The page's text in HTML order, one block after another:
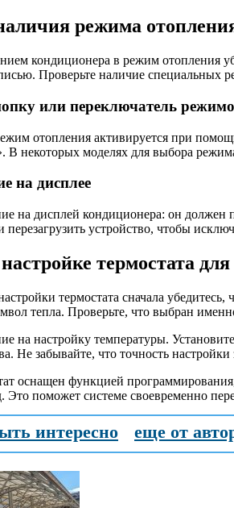
режима
кондиционера в режим отопления
Проверьте наличие специальных
или переключатель
отопления активируется при
В некоторых моделях для выбора
на дисплее
на дисплей кондиционера: он должен
перезагрузить устройство, чтобы
термостата
термостата сначала
тепла. Проверьте, что выбран
на настройку температуры.
Не забывайте, что точность
оснащен функцией
Это поможет системе своевременно
интересно еще от